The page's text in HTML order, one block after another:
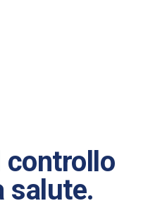
controllo
salute.